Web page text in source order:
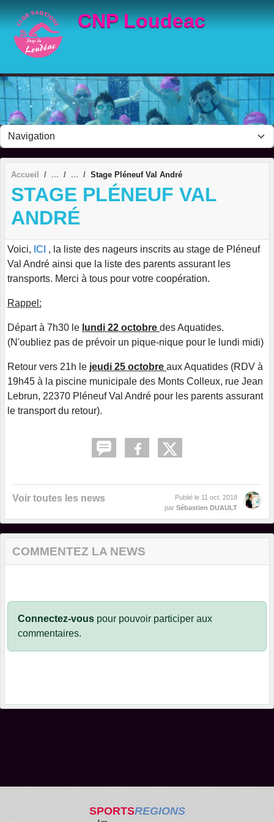
CNP Loudeac
Accueil Stage Pléneuf Val André
STAGE PLÉNEUF VAL
ANDRÉ
Voici, ICI , la liste des nageurs inscrits au stage de Pléneuf
Val André ainsi que la liste des parents assurant les
transports. Merci à tous pour votre coopération.
Rappel:
Départ à 7h30 le lundi 22 octobre des Aquatides.
(N'oubliez pas de prévoir un pique-nique pour le lundi midi)
Retour vers 21h le jeudi 25 octobre aux Aquatides (RDV à
19h45 à la piscine municipale des Monts Colleux, rue Jean
Lebrun, 22370 Pléneuf Val André pour les parents assurant
le transport du retour).
Voir toutes les news Publié le 11 oct. 2018
par Sébastien DUAULT
COMMENTEZ LA NEWS
Connectez-vous pour pouvoir participer aux
commentaires.
SPORTSREGIONS